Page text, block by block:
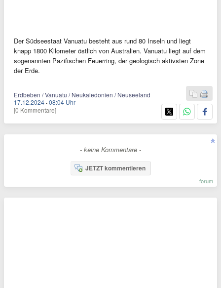
Der Südseestaat Vanuatu besteht aus rund 80 Inseln und liegt
knapp 1800 Kilometer östlich von Australien. Vanuatu liegt auf dem
sogenannten Pazifischen Feuerring, der geologisch aktivsten Zone
der Erde.
Erdbeben / Vanuatu / Neukaledonien / Neuseeland
17.12.2024 ·08:04 Uhr
[0 Kommentare]
- keine Kommentare -
JETZT kommentieren
forum